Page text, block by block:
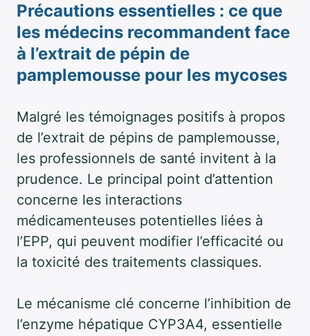
Précautions essentielles : ce que
les médecins recommandent face
à l’extrait de pépin de
pamplemousse pour les mycoses
Malgré les témoignages positifs à propos
de l’extrait de pépins de pamplemousse,
les professionnels de santé invitent à la
prudence. Le principal point d’attention
concerne les interactions
médicamenteuses potentielles liées à
l’EPP, qui peuvent modifier l’efficacité ou
la toxicité des traitements classiques.
Le mécanisme clé concerne l’inhibition de
l’enzyme hépatique CYP3A4, essentielle